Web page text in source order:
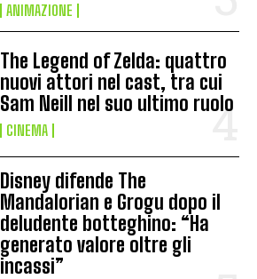
ANIMAZIONE
The Legend of Zelda: quattro
nuovi attori nel cast, tra cui
Sam Neill nel suo ultimo ruolo
CINEMA
Disney difende The
Mandalorian e Grogu dopo il
deludente botteghino: “Ha
generato valore oltre gli
incassi”